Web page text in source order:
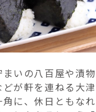
まいの八百屋や漬
どが軒を連ねる大
角に、休日ともな